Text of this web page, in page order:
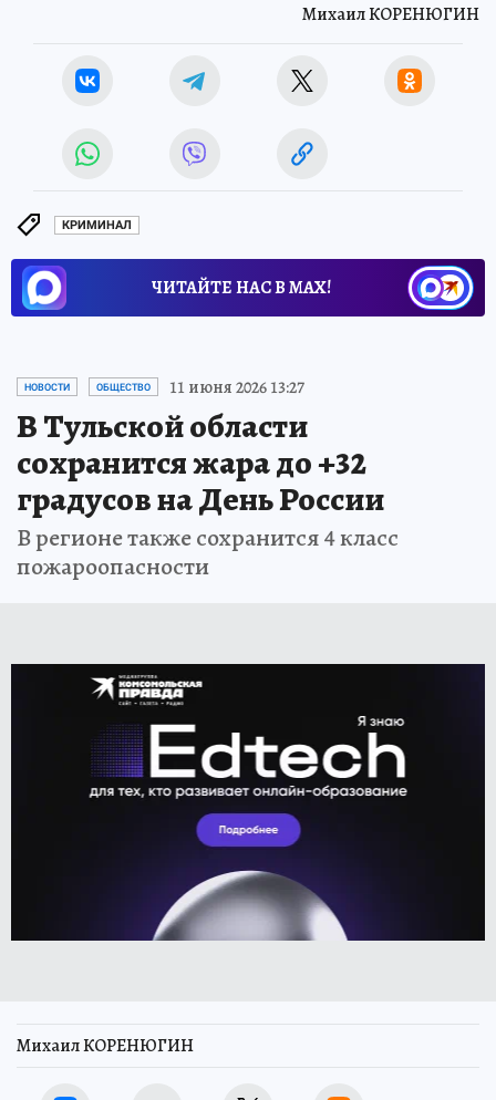
Михаил КОРЕНЮГИН
КРИМИНАЛ
ЧИТАЙТЕ НАС В МАХ!
НОВОСТИ ОБЩЕСТВО 11 июня 2026 13:27
В Тульской области
сохранится жара до +32
градусов на День России
В регионе также сохранится 4 класс
пожароопасности
Михаил КОРЕНЮГИН